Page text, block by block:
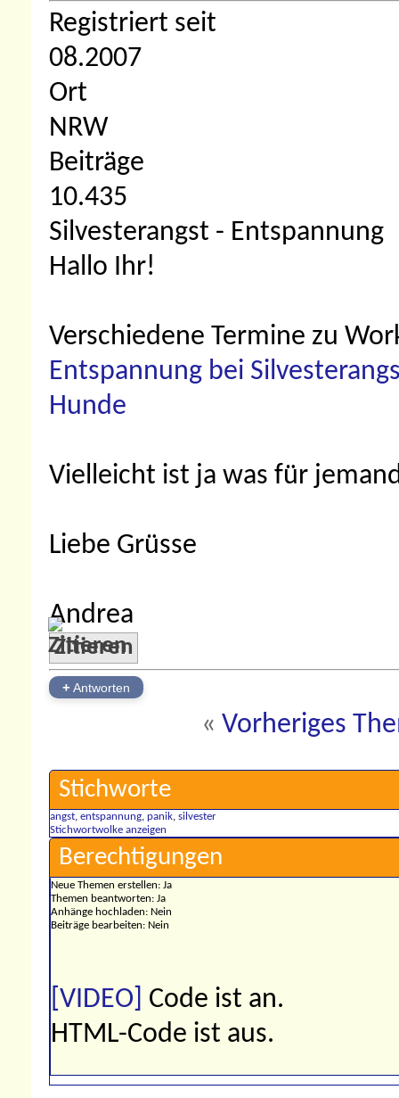
Registriert seit
08.2007
Ort
NRW
Beiträge
10.435
Silvesterangst - Entspannung
Hallo Ihr!
Verschiedene Termine zu
Entspannung bei
Hunde
Vielleicht ist ja was für
Liebe Grüsse
Andrea
Zitieren
+Antworten
« Vorheriges
Stichworte
angst, entspannung, panik, silvester
Stichwortwolke anzeigen
Berechtigungen
Neue Themen erstellen: Ja
Themen beantworten: Ja
Anhänge hochladen: Nein
Beiträge bearbeiten: Nein
[VIDEO] Code ist an.
HTML-Code ist aus.